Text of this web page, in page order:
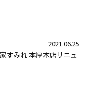
2021.06.25
すみれ 本厚木店リニュ